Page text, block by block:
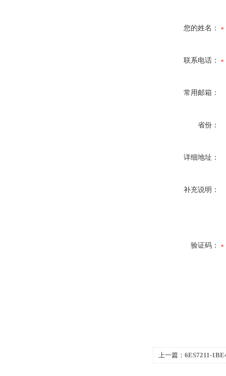
您的姓名：
联系电话：
常用邮箱：
省份：
详细地址：
补充说明：
验证码：
上一篇： 6ES7211-